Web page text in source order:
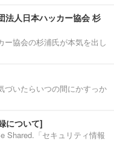
法人日本ハッカー協会 杉
協会の杉浦氏が本気を出し
づいたらいつの間にかすっか
について]
Shared.「セキュリティ情報